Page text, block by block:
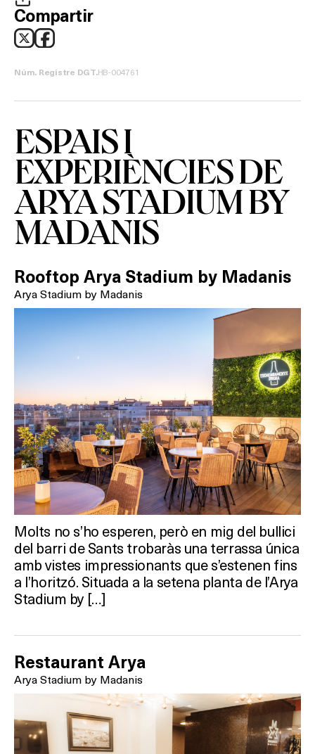
Què vols fer?
HOTELS
TERRASSES
BARS
SPAS
RESTAURANTS
SALES
Activitats
On?
Compartir
Núm. Registre DGT.HB-004761
ESPAIS I
EXPERIÈNCIES DE
ARYA STADIUM BY
MADANIS
Rooftop Arya Stadium by Madanis
Arya Stadium by Madanis
Molts no s’ho esperen, però en mig del bullici
del barri de Sants trobaràs una terrassa única
amb vistes impressionants que s’estenen fins
a l’horitzó. Situada a la setena planta de l’Arya
Stadium by […]
Restaurant Arya
Arya Stadium by Madanis